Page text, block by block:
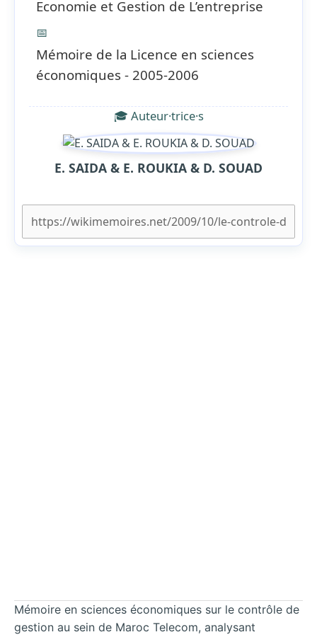
Economie et Gestion de L’entreprise
📅
Mémoire de la Licence en sciences
économiques - 2005-2006
🎓 Auteur·trice·s
E. SAIDA & E. ROUKIA & D. SOUAD
Mémoire en sciences économiques sur le contrôle de
gestion au sein de Maroc Telecom, analysant